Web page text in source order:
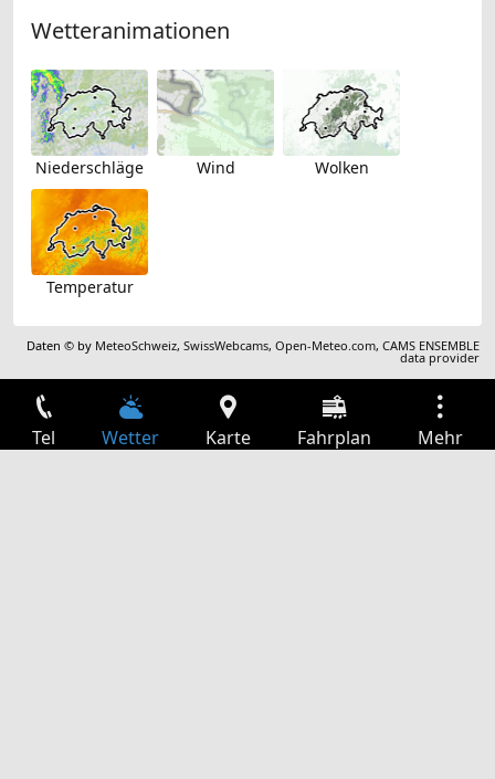
Wetteranimationen
Niederschläge Wind Wolken
Temperatur
Daten © by MeteoSchweiz,SwissWebcams,Open-Meteo.com,CAMS ENSEMBLE
data provider
Tel Wetter Karte Fahrplan Mehr